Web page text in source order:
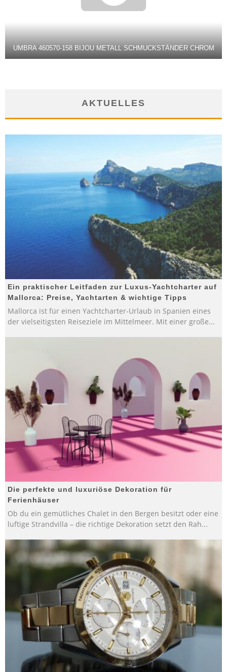
UMBRA 460570-158 BIJOU METALL SCHMUCKSTÄNDER CHROM
AKTUELLES
Ein praktischer Leitfaden zur Luxus-Yachtcharter auf
Mallorca: Preise, Yachtarten & wichtige Tipps
Mallorca ist für einen Yachtcharter-Urlaub in Spanien eines
der vielseitigsten Reiseziele im Mittelmeer. Mit einer große...
Die perfekte und luxuriöse Dekoration für
Ferienhäuser
Ob du ein gemütliches Chalet in den Bergen besitzt oder eine
luftige Strandvilla – die richtige Dekoration setzt den Rah...